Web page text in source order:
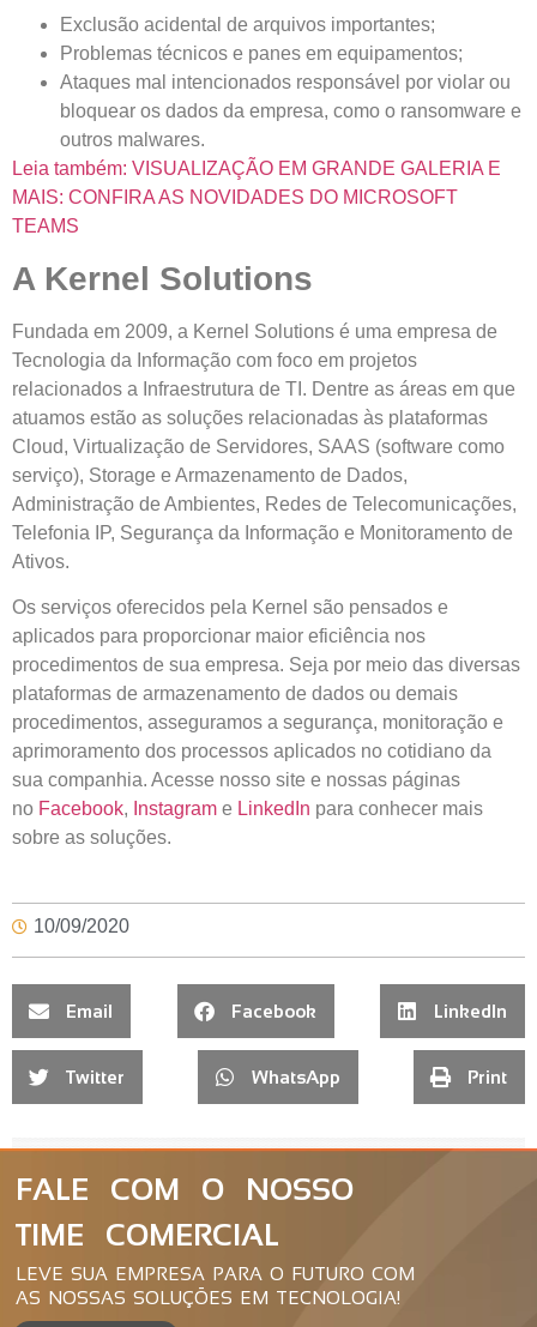
Exclusão acidental de arquivos importantes;
Problemas técnicos e panes em equipamentos;
Ataques mal intencionados responsável por violar ou
bloquear os dados da empresa, como o ransomware e
outros malwares.
Leia também: VISUALIZAÇÃO EM GRANDE GALERIA E
MAIS: CONFIRA AS NOVIDADES DO MICROSOFT
TEAMS
A Kernel Solutions
Fundada em 2009, a Kernel Solutions é uma empresa de
Tecnologia da Informação com foco em projetos
relacionados a Infraestrutura de TI. Dentre as áreas em que
atuamos estão as soluções relacionadas às plataformas
Cloud, Virtualização de Servidores, SAAS (software como
serviço), Storage e Armazenamento de Dados,
Administração de Ambientes, Redes de Telecomunicações,
Telefonia IP, Segurança da Informação e Monitoramento de
Ativos.
Os serviços oferecidos pela Kernel são pensados e
aplicados para proporcionar maior eficiência nos
procedimentos de sua empresa. Seja por meio das diversas
plataformas de armazenamento de dados ou demais
procedimentos, asseguramos a segurança, monitoração e
aprimoramento dos processos aplicados no cotidiano da
sua companhia. Acesse nosso site e nossas páginas
no Facebook, Instagram e LinkedIn para conhecer mais
sobre as soluções.
10/09/2020
Email Facebook LinkedIn
Twitter WhatsApp Print
FALE COM O NOSSO
TIME COMERCIAL
LEVE SUA EMPRESA PARA O FUTURO COM
AS NOSSAS SOLUÇÕES EM TECNOLOGIA!